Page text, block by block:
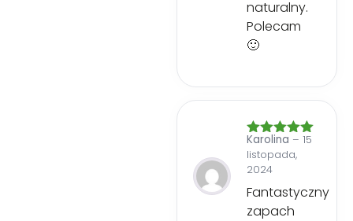
niedostępnym dla dzieci.
naturalny.
Polecam
🙂
Oceniono
5
na 5
Karolina – 15
listopada,
2024
Fantastyczny
zapach